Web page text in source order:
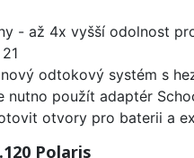
- až 4x vyšší odolnost
odtokový systém s
použít adaptér
otvory pro baterii a
Polaris